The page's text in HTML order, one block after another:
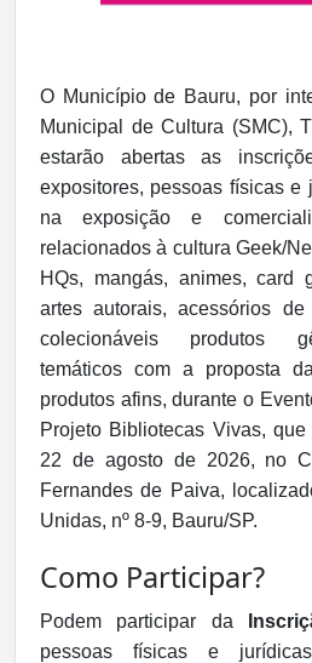
O Município de Bauru, por
Municipal de Cultura (SMC),
estarão abertas as
expositores, pessoas físicas e
na exposição e
relacionados à cultura Geek/
HQs, mangás, animes, card
artes autorais, acessórios
colecionáveis produtos
temáticos com a proposta
produtos afins, durante o
Projeto Bibliotecas Vivas,
22 de agosto de 2026, no
Fernandes de Paiva,
Unidas, nº 8-9, Bauru/SP.
Como Participar?
Podem participar da
pessoas físicas e